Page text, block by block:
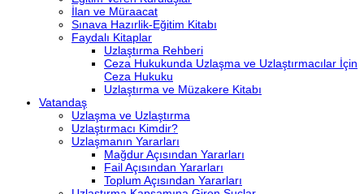
İlan ve Müraacat
Sınava Hazırlik-Eğitim Kitabı
Faydalı Kitaplar
Uzlaştırma Rehberi
Ceza Hukukunda Uzlaşma ve Uzlaştırmacılar İçin
Ceza Hukuku
Uzlaştırma ve Müzakere Kitabı
Vatandaş
Uzlaşma ve Uzlaştırma
Uzlaştırmacı Kimdir?
Uzlaşmanın Yararları
Mağdur Açısından Yararları
Fail Açısından Yararları
Toplum Açısından Yararları